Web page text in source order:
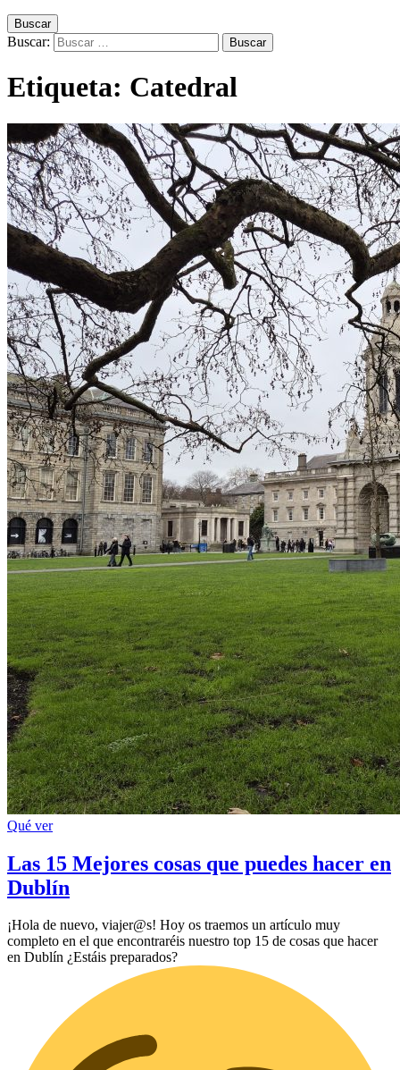
Buscar
Buscar:
Etiqueta: Catedral
Qué ver
Las 15 Mejores cosas que puedes hacer en
Dublín
¡Hola de nuevo, viajer@s! Hoy os traemos un artículo muy
completo en el que encontraréis nuestro top 15 de cosas que hacer
en Dublín ¿Estáis preparados?